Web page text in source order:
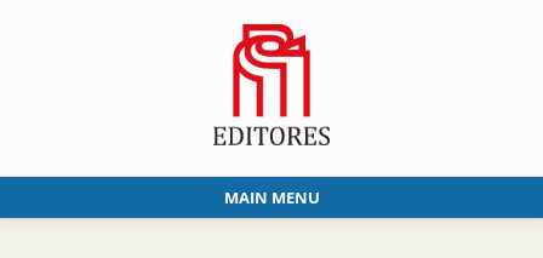
MAIN MENU